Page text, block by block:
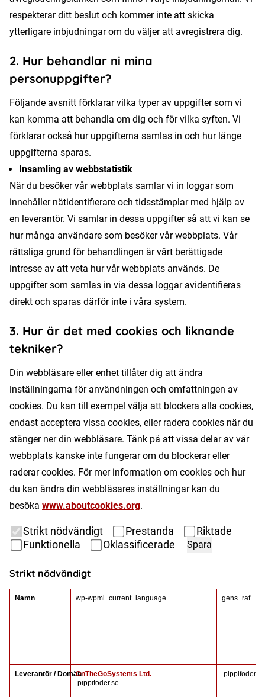
respekterar ditt beslut och kommer inte att skicka
ytterligare inbjudningar om du väljer att avregistrera dig.
2. Hur behandlar ni mina
personuppgifter?
Följande avsnitt förklarar vilka typer av uppgifter som vi
kan komma att behandla om dig och för vilka syften. Vi
förklarar också hur uppgifterna samlas in och hur länge
uppgifterna sparas.
Insamling av webbstatistik
När du besöker vår webbplats samlar vi in loggar som
innehåller nätidentifierare och tidsstämplar med hjälp av
en leverantör. Vi samlar in dessa uppgifter så att vi kan se
hur många användare som besöker vår webbplats. Vår
rättsliga grund för behandlingen är vårt berättigade
intresse av att veta hur vår webbplats används. De
uppgifter som samlas in via dessa loggar avidentifieras
direkt och sparas därför inte i våra system.
3. Hur är det med cookies och liknande
tekniker?
Din webbläsare eller enhet tillåter dig att ändra
inställningarna för användningen och omfattningen av
cookies. Du kan till exempel välja att blockera alla cookies,
endast acceptera vissa cookies, eller radera cookies när du
stänger ner din webbläsare. Tänk på att vissa delar av vår
webbplats kanske inte fungerar om du blockerar eller
raderar cookies. För mer information om cookies och hur
du kan ändra din webbläsares inställningar kan du
besöka www.aboutcookies.org.
Strikt nödvändigt Prestanda
Riktade
Funktionella
Oklassificerade Spara
Strikt nödvändigt
Namn
Leverantör / Domän
wp-wpml_current_language
OnTheGoSystems Ltd.
.pippifoder.se
gens_raf
.pippifoder.se